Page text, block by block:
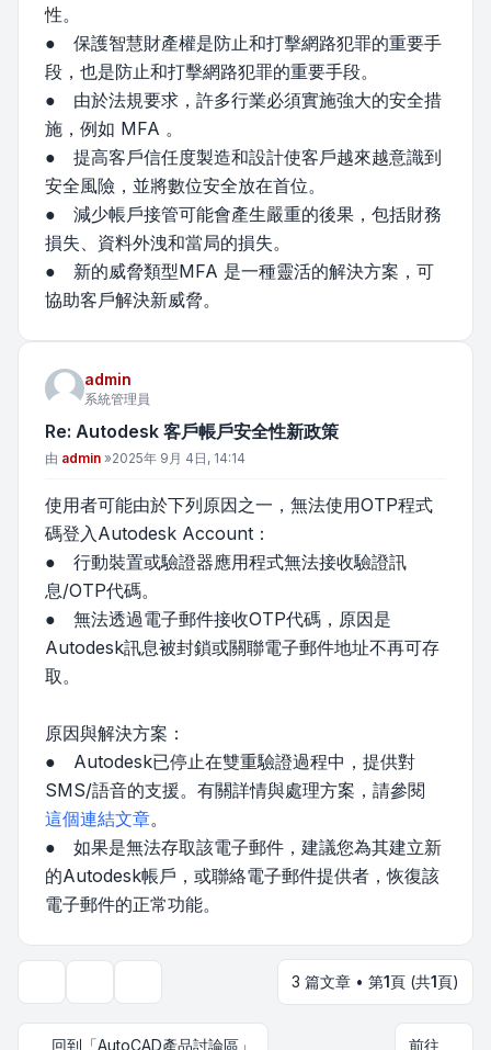
性。
● 保護智慧財產權是防止和打擊網路犯罪的重要手
段，也是防止和打擊網路犯罪的重要手段。
● 由於法規要求，許多行業必須實施強大的安全措
施，例如 MFA 。
● 提高客戶信任度製造和設計使客戶越來越意識到
安全風險，並將數位安全放在首位。
● 減少帳戶接管可能會產生嚴重的後果，包括財務
損失、資料外洩和當局的損失。
● 新的威脅類型MFA 是一種靈活的解決方案，可
協助客戶解決新威脅。
admin
系統管理員
Re: Autodesk 客戶帳戶安全性新政策
文章
由 admin »2025年 9月 4日, 14:14
使用者可能由於下列原因之一，無法使用OTP程式
碼登入Autodesk Account：
● 行動裝置或驗證器應用程式無法接收驗證訊
息/OTP代碼。
● 無法透過電子郵件接收OTP代碼，原因是
Autodesk訊息被封鎖或關聯電子郵件地址不再可存
取。
原因與解決方案：
● Autodesk已停止在雙重驗證過程中，提供對
SMS/語音的支援。有關詳情與處理方案，請參閱
這個連結文章。
● 如果是無法存取該電子郵件，建議您為其建立新
的Autodesk帳戶，或聯絡電子郵件提供者，恢復該
電子郵件的正常功能。
3 篇文章 • 第1頁 (共1頁)
回到「AutoCAD產品討論區」 前往